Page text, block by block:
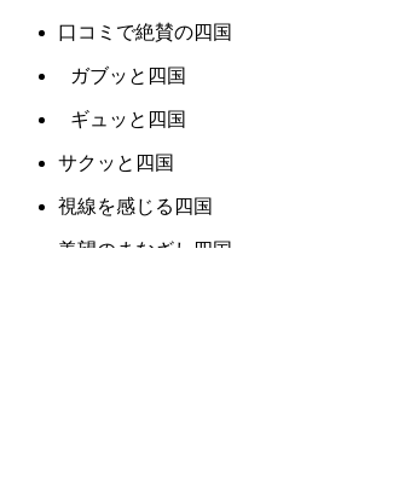
口コミで絶賛の四国
ガブッと四国
ギュッと四国
サクッと四国
視線を感じる四国
羨望のまなざし四国